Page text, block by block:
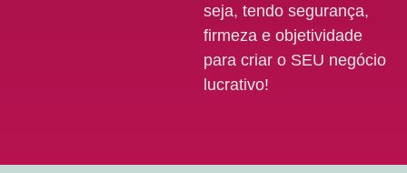
seja, tendo segurança,
firmeza e objetividade
para criar o SEU negócio
lucrativo!